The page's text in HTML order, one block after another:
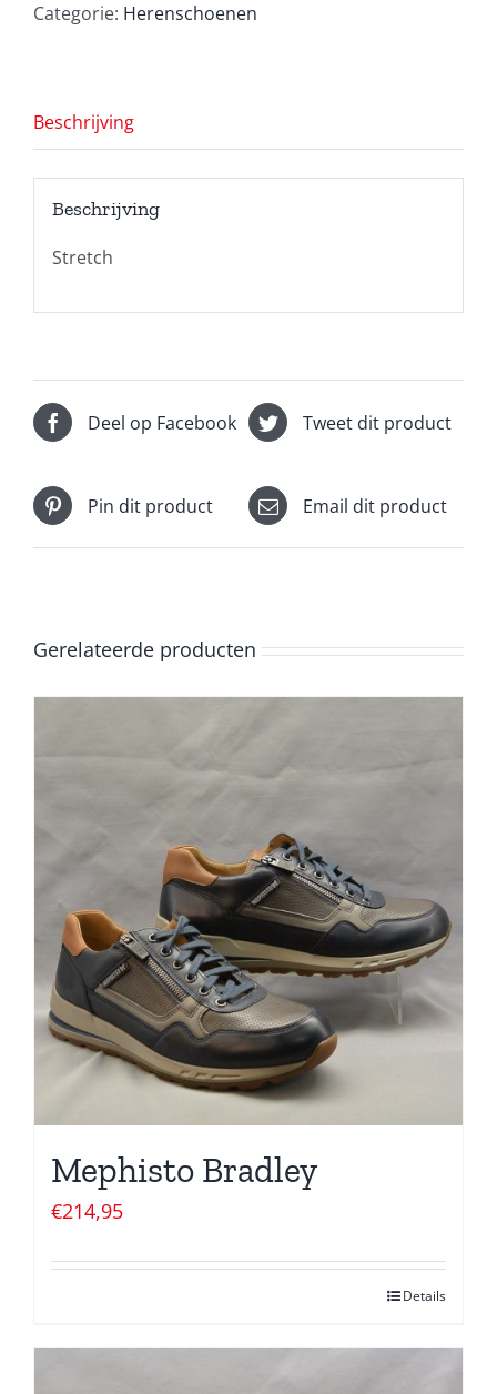
Categorie: Herenschoenen
Beschrijving
Beschrijving
Stretch
Deel op Facebook Tweet dit product
Pin dit product Email dit product
Gerelateerde producten
Mephisto Bradley
€214,95
Details